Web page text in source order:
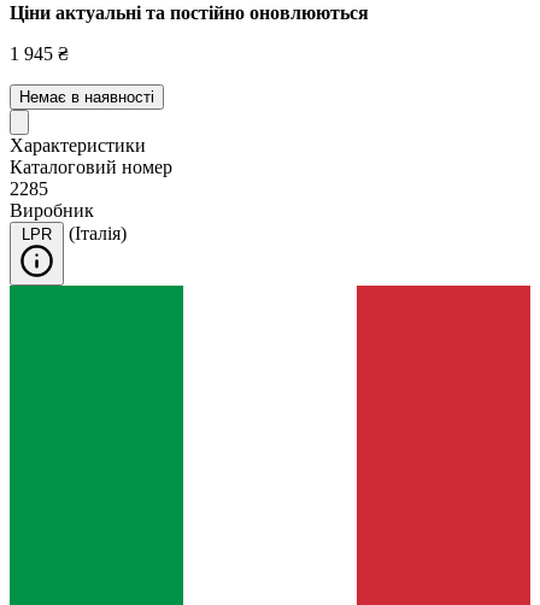
Ціни актуальні та постійно оновлюються
1 945 ₴
Немає в наявності
Характеристики
Каталоговий номер
2285
Виробник
(Італія)